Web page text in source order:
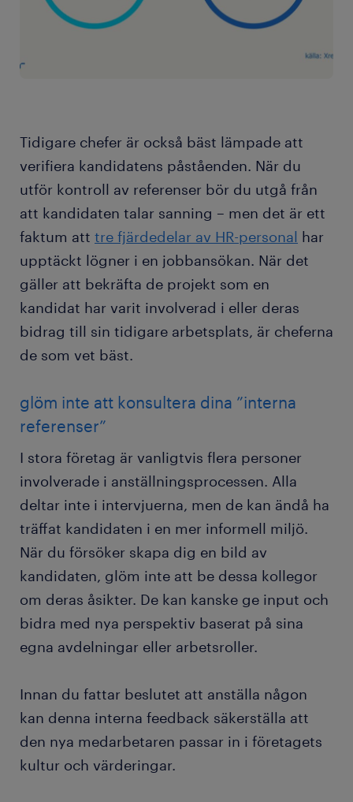
Tidigare chefer är också bäst lämpade att
verifiera kandidatens påståenden. När du
utför kontroll av referenser bör du utgå från
att kandidaten talar sanning – men det är ett
faktum att tre fjärdedelar av HR-personal har
upptäckt lögner i en jobbansökan. När det
gäller att bekräfta de projekt som en
kandidat har varit involverad i eller deras
bidrag till sin tidigare arbetsplats, är cheferna
de som vet bäst.
glöm inte att konsultera dina ”interna
referenser”
I stora företag är vanligtvis flera personer
involverade i anställningsprocessen. Alla
deltar inte i intervjuerna, men de kan ändå ha
träffat kandidaten i en mer informell miljö.
När du försöker skapa dig en bild av
kandidaten, glöm inte att be dessa kollegor
om deras åsikter. De kan kanske ge input och
bidra med nya perspektiv baserat på sina
egna avdelningar eller arbetsroller.
Innan du fattar beslutet att anställa någon
kan denna interna feedback säkerställa att
den nya medarbetaren passar in i företagets
kultur och värderingar.